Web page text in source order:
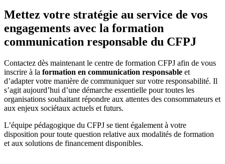
Mettez votre stratégie au service de vos
engagements avec la formation
communication responsable du CFPJ
Contactez dès maintenant le centre de formation CFPJ afin de vous
inscrire à la formation en communication responsable et
d’adapter votre manière de communiquer sur votre responsabilité. Il
s’agit aujourd’hui d’une démarche essentielle pour toutes les
organisations souhaitant répondre aux attentes des consommateurs et
aux enjeux sociétaux actuels et futurs.
L’équipe pédagogique du CFPJ se tient également à votre
disposition pour toute question relative aux modalités de formation
et aux solutions de financement disponibles.